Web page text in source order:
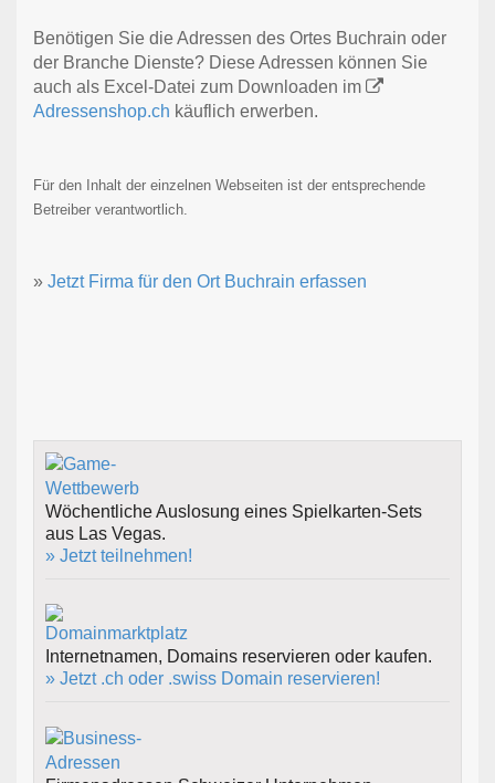
Benötigen Sie die Adressen des Ortes Buchrain oder
der Branche Dienste? Diese Adressen können Sie
auch als Excel-Datei zum Downloaden im
Adressenshop.ch käuflich erwerben.
Für den Inhalt der einzelnen Webseiten ist der entsprechende
Betreiber verantwortlich.
» Jetzt Firma für den Ort Buchrain erfassen
Wöchentliche Auslosung eines Spielkarten-Sets
aus Las Vegas.
» Jetzt teilnehmen!
Internetnamen, Domains reservieren oder kaufen.
» Jetzt .ch oder .swiss Domain reservieren!